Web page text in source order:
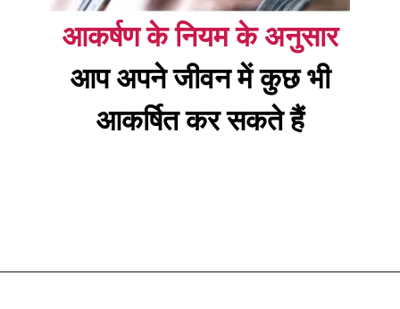
आकर्षण के नियम के अनुसार
आप अपने जीवन में कुछ भी
आकर्षित कर सकते हैं